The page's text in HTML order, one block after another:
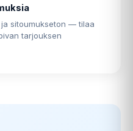
sitoumukseton — tilaa
tarjouksen